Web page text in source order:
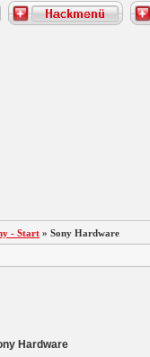
- Start » Sony Hardware
Hardware